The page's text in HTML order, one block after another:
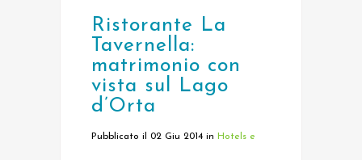
Ristorante La
Tavernella:
matrimonio con
vista sul Lago
d’Orta
Pubblicato il 02 Giu 2014 in Hotels e